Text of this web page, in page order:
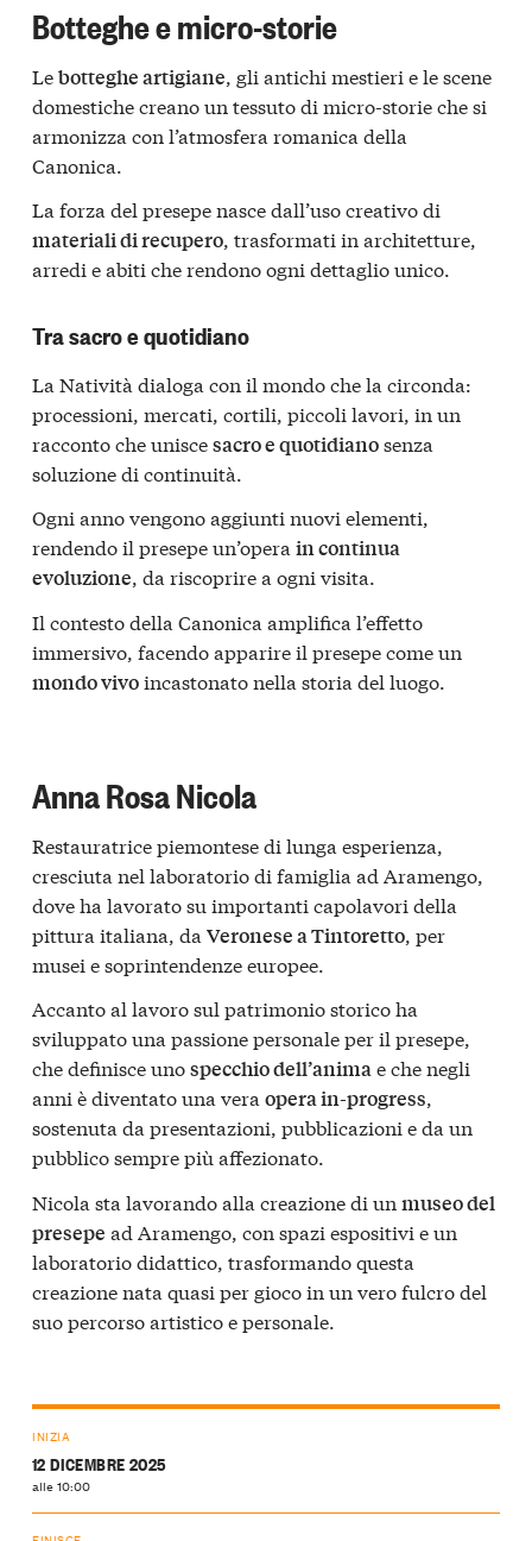
Botteghe e micro-storie
Lebotteghe artigiane, gli antichi mestieri e le scene
domestiche creano un tessuto di micro-storie che si
armonizza con l’atmosfera romanica della
Canonica.
La forza del presepe nasce dall’uso creativo di
materiali di recupero, trasformati in architetture,
arredi e abiti che rendono ogni dettaglio unico.
Tra sacro e quotidiano
La Natività dialoga con il mondo che la circonda:
processioni, mercati, cortili, piccoli lavori, in un
racconto che uniscesacro e quotidianosenza
soluzione di continuità.
Ogni anno vengono aggiunti nuovi elementi,
rendendo il presepe un’opera in continua
evoluzione, da riscoprire a ogni visita.
Il contesto della Canonica amplifica l’effetto
immersivo, facendo apparire il presepe come un
mondo vivoincastonato nella storia del luogo.
Anna Rosa Nicola
Restauratrice piemontese di lunga esperienza,
cresciuta nel laboratorio di famiglia ad Aramengo,
dove ha lavorato su importanti capolavori della
pittura italiana, da Veronese a Tintoretto , per
musei e soprintendenze europee.
Accanto al lavoro sul patrimonio storico ha
sviluppato una passione personale per il presepe,
che definisce unospecchio dell’animae che negli
anni è diventato una vera opera in-progress,
sostenuta da presentazioni, pubblicazioni e da un
pubblico sempre più affezionato.
Nicola sta lavorando alla creazione di un museo del
presepe ad Aramengo, con spazi espositivi e un
laboratorio didattico, trasformando questa
creazione nata quasi per gioco in un vero fulcro del
suo percorso artistico e personale.
INIZIA
12 DICEMBRE 2025
alle 10:00